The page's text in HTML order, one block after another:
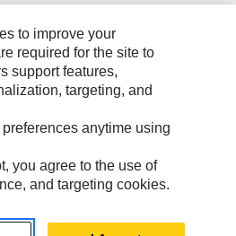
to improve your
required for the site to
support features,
targeting, and
anytime using
you agree to the use of
and targeting cookies.